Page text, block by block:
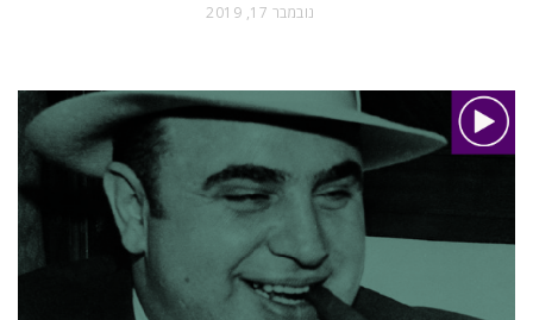
נובמבר 17, 2019